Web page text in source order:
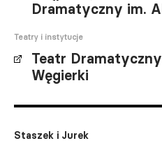
Dramatyczny im.
Teatry i instytucje
Teatr
Węgierki
Staszek i Jurek